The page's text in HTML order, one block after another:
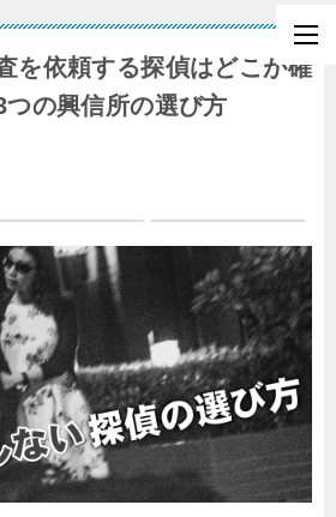
を依頼する探偵はどこが確
の興信所の選び方